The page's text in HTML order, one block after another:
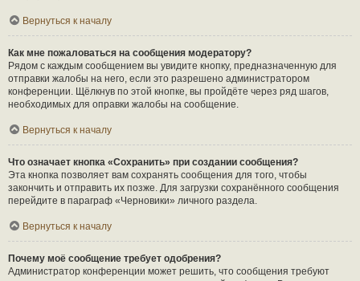
Вернуться к началу
Как мне пожаловаться на сообщения модератору?
Рядом с каждым сообщением вы увидите кнопку, предназначенную для
отправки жалобы на него, если это разрешено администратором
конференции. Щёлкнув по этой кнопке, вы пройдёте через ряд шагов,
необходимых для оправки жалобы на сообщение.
Вернуться к началу
Что означает кнопка «Сохранить» при создании сообщения?
Эта кнопка позволяет вам сохранять сообщения для того, чтобы
закончить и отправить их позже. Для загрузки сохранённого сообщения
перейдите в параграф «Черновики» личного раздела.
Вернуться к началу
Почему моё сообщение требует одобрения?
Администратор конференции может решить, что сообщения требуют